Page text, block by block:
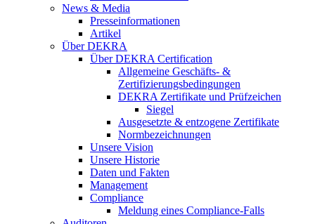
News & Media
Presseinformationen
Artikel
Über DEKRA
Über DEKRA Certification
Allgemeine Geschäfts- &
Zertifizierungsbedingungen
DEKRA Zertifikate und Prüfzeichen
Siegel
Ausgesetzte & entzogene Zertifikate
Normbezeichnungen
Unsere Vision
Unsere Historie
Daten und Fakten
Management
Compliance
Meldung eines Compliance-Falls